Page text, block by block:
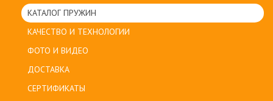
КАТАЛОГ ПРУЖИН
КАЧЕСТВО И ТЕХНОЛОГИИ
ФОТО И ВИДЕО
ДОСТАВКА
СЕРТИФИКАТЫ